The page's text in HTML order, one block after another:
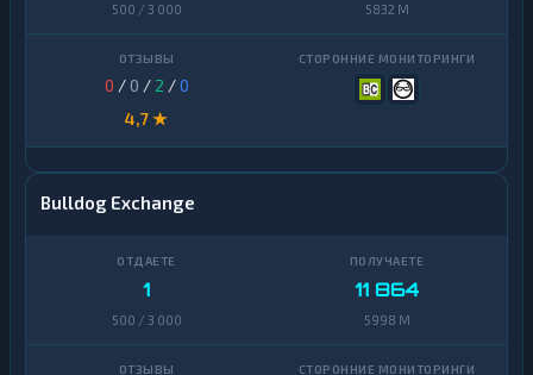
500 / 3 000 5832 M
0 / 0 / 2 /0
4,7 ★
Bulldog Exchange
1
500 / 3 000
11 864
5998 M